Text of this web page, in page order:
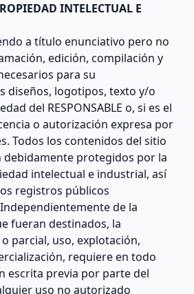
INTELECTUAL E
a título enunciativo pero no
edición, compilación y
para su
diseños, logotipos, texto y/o
del RESPONSABLE o, si es el
o autorización expresa por
Todos los contenidos del sitio
debidamente protegidos por la
intelectual e industrial, así
registros públicos
de la
fueran destinados, la
parcial, uso, explotación,
requiere en todo
escrita previa por parte del
uso no autorizado